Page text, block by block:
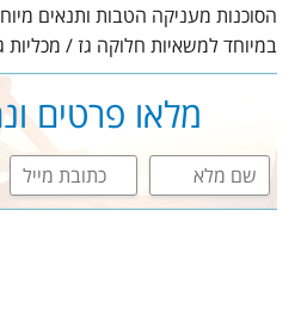
הסוכנות מעניקה הטבות ותנאים
במיוחד למשאיות חלוקה גז / מכליות
מלאו פרטים